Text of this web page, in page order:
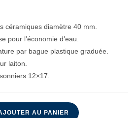
céramiques diamètre 40 mm.
pour l’économie d’eau.
par bague plastique graduée.
laiton.
12×17.
AU PANIER